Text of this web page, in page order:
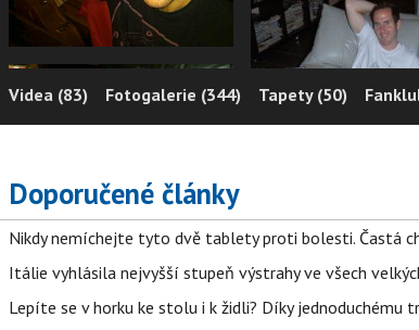
Videa (83) Fotogalerie (344) Tapety (50)
Doporučené články
Nikdy nemíchejte tyto dvě tablety proti bolesti. Častá
Itálie vyhlásila nejvyšší stupeň výstrahy ve všech
Lepíte se v horku ke stolu i k židli? Díky